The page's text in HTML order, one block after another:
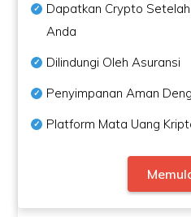
Dapatkan Crypto
Anda
Dilindungi Oleh Asuransi
Penyimpanan Aman
Platform Mata Uang